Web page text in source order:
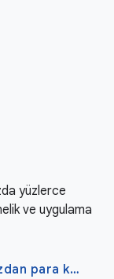
yüzlerce
ve uygulama
Uygulamalarınızdan ve oyunlarınızdan para kazanma